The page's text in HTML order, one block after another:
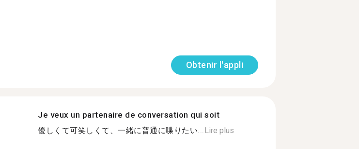
Obtenir l'appli
Je veux un partenaire de conversation qui soit
優しくて可笑しくて、一緒に普通に喋りたい...Lire plus